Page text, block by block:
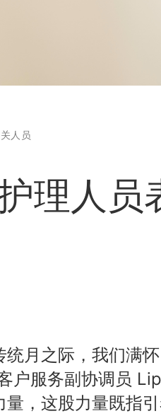
人员
理人
统月之际，我们满
户服务副协调员
，这股力量既指